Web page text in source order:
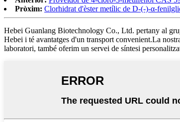
Pròxim: Clorhidrat d'èster metílic de D-(-)-α-
Hebei Guanlang Biotechnology Co., Ltd. pertany al
Hebei i té avantatges d'un transport convenient.La
laboratori, també oferim un servei de síntesi